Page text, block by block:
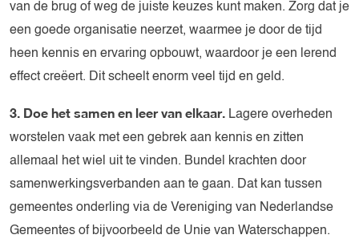
van de brug of weg de juiste keuzes kunt maken. Zorg dat je
een goede organisatie neerzet, waarmee je door de tijd
heen kennis en ervaring opbouwt, waardoor je een lerend
effect creëert. Dit scheelt enorm veel tijd en geld.
3. Doe het samen en leer van elkaar. Lagere overheden
worstelen vaak met een gebrek aan kennis en zitten
allemaal het wiel uit te vinden. Bundel krachten door
samenwerkingsverbanden aan te gaan. Dat kan tussen
gemeentes onderling via de Vereniging van Nederlandse
Gemeentes of bijvoorbeeld de Unie van Waterschappen.